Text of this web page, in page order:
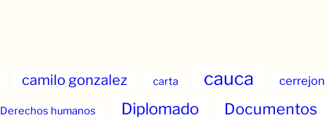
camilo gonzalez carta cauca cerrejon
Derechos humanos Diplomado Documentos